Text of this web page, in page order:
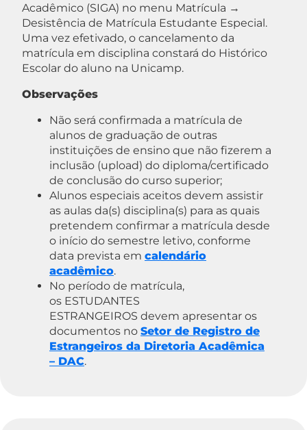
Acadêmico (SIGA) no menu Matrícula →
Desistência de Matrícula Estudante Especial.
Uma vez efetivado, o cancelamento da
matrícula em disciplina constará do Histórico
Escolar do aluno na Unicamp.
Observações
Não será confirmada a matrícula de
alunos de graduação de outras
instituições de ensino que não fizerem a
inclusão (upload) do diploma/certificado
de conclusão do curso superior;
Alunos especiais aceitos devem assistir
as aulas da(s) disciplina(s) para as quais
pretendem confirmar a matrícula desde
o início do semestre letivo, conforme
data prevista em calendário
acadêmico.
No período de matrícula,
os ESTUDANTES
ESTRANGEIROS devem apresentar os
documentos no Setor de Registro de
Estrangeiros da Diretoria Acadêmica
– DAC.